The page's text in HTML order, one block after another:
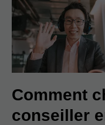
Comment
conseiller